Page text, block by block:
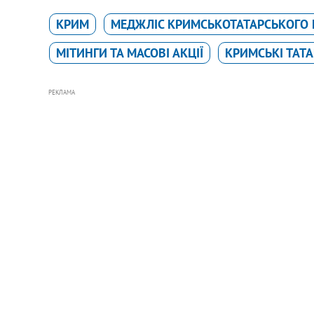
КРИМ МЕДЖЛІС КРИМСЬКОТАТАРСЬКОГО
МІТИНГИ ТА МАСОВІ АКЦІЇ
КРИМСЬКІ
РЕКЛАМА